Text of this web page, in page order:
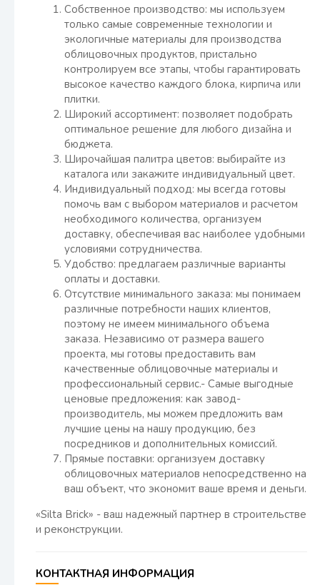
Собственное производство: мы используем
только самые современные технологии и
экологичные материалы для производства
облицовочных продуктов, пристально
контролируем все этапы, чтобы гарантировать
высокое качество каждого блока, кирпича или
плитки.
Широкий ассортимент: позволяет подобрать
оптимальное решение для любого дизайна и
бюджета.
Широчайшая палитра цветов: выбирайте из
каталога или закажите индивидуальный цвет.
Индивидуальный подход: мы всегда готовы
помочь вам с выбором материалов и расчетом
необходимого количества, организуем
доставку, обеспечивая вас наиболее удобными
условиями сотрудничества.
Удобство: предлагаем различные варианты
оплаты и доставки.
Отсутствие минимального заказа: мы понимаем
различные потребности наших клиентов,
поэтому не имеем минимального объема
заказа. Независимо от размера вашего
проекта, мы готовы предоставить вам
качественные облицовочные материалы и
профессиональный сервис.- Самые выгодные
ценовые предложения: как завод-
производитель, мы можем предложить вам
лучшие цены на нашу продукцию, без
посредников и дополнительных комиссий.
Прямые поставки: организуем доставку
облицовочных материалов непосредственно на
ваш объект, что экономит ваше время и деньги.
«Silta Brick» - ваш надежный партнер в строительстве
и реконструкции.
КОНТАКТНАЯ ИНФОРМАЦИЯ